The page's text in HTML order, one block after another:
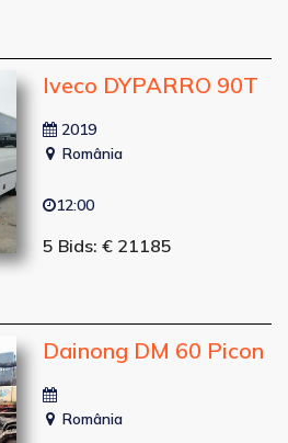
Iveco DYPARRO 90T
2019
România
12:00
5 Bids: € 21185
Dainong DM 60 Picon
România